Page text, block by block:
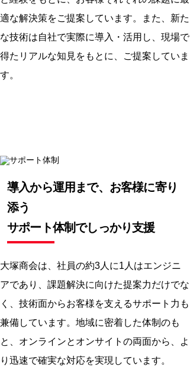
適な解決策をご提案しています。また、新た
な技術は自社で実際に導入・活用し、現場で
得たリアルな知見をもとに、ご提案していま
す。SUPPORT
導入から運用まで、 お客様に寄り
添う
サポート体制でしっかり支援
大塚商会は、社員の約3人に1人はエンジニ
アであり、課題解決に向けた提案力だけでな
く、技術面からお客様を支えるサポート力も
兼備しています。地域に密着した体制のも
と、オンラインとオンサイトの両面から、よ
り迅速で確実な対応を実現しています。